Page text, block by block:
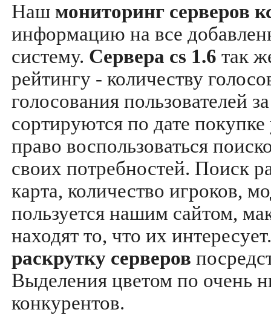
Наш мониторинг серверов
информацию на все
систему. Сервера cs 1.6 так
рейтингу - количеству
голосования пользователей
сортируются по дате
право воспользоваться
своих потребностей. Поиск
карта, количество игроков,
пользуется нашим сайтом,
находят то, что их
раскрутку серверов
Выделения цветом по очень
конкурентов.